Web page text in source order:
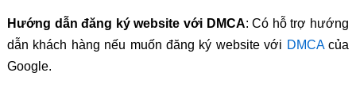
Hướng dẫn đăng ký website với DMCA: Có hỗ trợ hướng
dẫn khách hàng nếu muốn đăng ký website với DMCAcủa
Google.